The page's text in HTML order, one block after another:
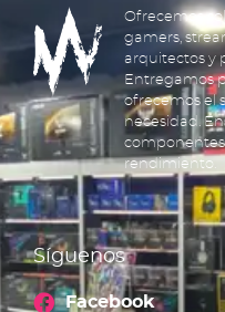
Ofrecemos
gamers,
arquitectos y
Entregamos
ofrecemos el
necesidad.
rendimiento.
Síguenos
Facebook